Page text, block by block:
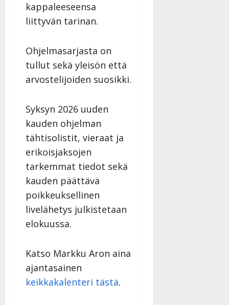
kappaleeseensa
liittyvän tarinan.
Ohjelmasarjasta on
tullut sekä yleisön että
arvostelijoiden suosikki.
Syksyn 2026 uuden
kauden ohjelman
tähtisolistit, vieraat ja
erikoisjaksojen
tarkemmat tiedot sekä
kauden päättävä
poikkeuksellinen
livelähetys julkistetaan
elokuussa.
Katso Markku Aron aina
ajantasainen
keikkakalenteri tästä.